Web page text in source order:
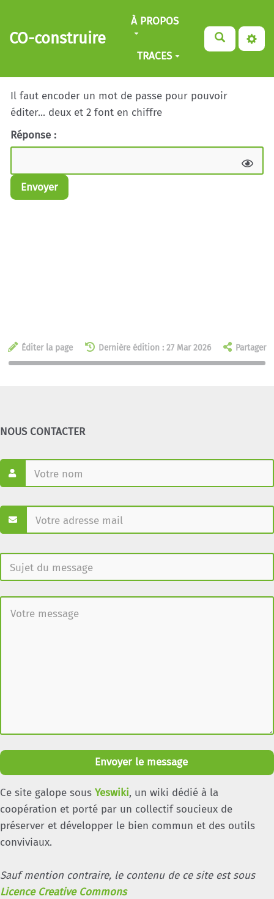
Aller au contenu principal
CO-construire
À PROPOS
TRACES
Il faut encoder un mot de passe pour pouvoir
éditer... deux et 2 font en chiffre
Réponse :
Envoyer
Éditer la page Dernière édition : 27 Mar 2026 Partager
NOUS CONTACTER
Envoyer le message
Ce site galope sous Yeswiki, un wiki dédié à la
coopération et porté par un collectif soucieux de
préserver et développer le bien commun et des outils
conviviaux.
Sauf mention contraire, le contenu de ce site est sous
Licence Creative Commons